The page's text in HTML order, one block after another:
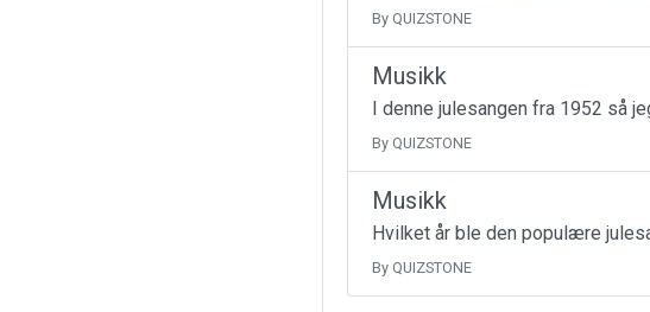
By QUIZSTONE
Musikk
I denne julesangen fra 1952 så
By QUIZSTONE
Musikk
Hvilket år ble den populære
By QUIZSTONE